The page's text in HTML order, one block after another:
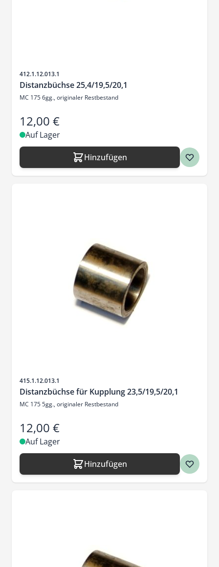
Artikelnr.
412.1.12.013.1
Distanzbüchse 25,4/19,5/20,1
MC 175 6gg., originaler Restbestand
12,00 €
Auf Lager
Hinzufügen
Artikelnr.
415.1.12.013.1
Distanzbüchse für Kupplung 23,5/19,5/20,1
MC 175 5gg., originaler Restbestand
12,00 €
Auf Lager
Hinzufügen